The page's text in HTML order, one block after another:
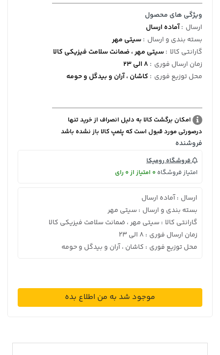
ویژگی های محصول
ارسال :آماده ارسال
بسته بندی و ارسال :سیتی مهر
گارانتی کالا :سیتی مهر ، ضمانت سلامت فیزیکی کالا
زمان ارسال فوری : 8 الی 23
محل توزیع فوری : کاشان ، آران و بیدگل و حومه
امکان برگشت کالا به دلیل انصراف از خرید تنها
درصورتی مورد قبول است که پلمپ کالا باز نشده باشد
فروشنده
فروشگاه رومیکا
امتیاز فروشگاه 0 امتیاز از 0 رای
ارسال : آماده ارسال
بسته بندی و ارسال : سیتی مهر
گارانتی کالا : سیتی مهر ، ضمانت سلامت فیزیکی کالا
زمان ارسال فوری : 8 الی 23
محل توزیع فوری : کاشان ، آران و بیدگل و حومه
موجود شد به من اطلاع بده